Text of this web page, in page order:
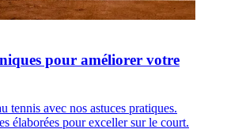
pour améliorer votre
tennis avec nos astuces pratiques.
élaborées pour exceller sur le court.